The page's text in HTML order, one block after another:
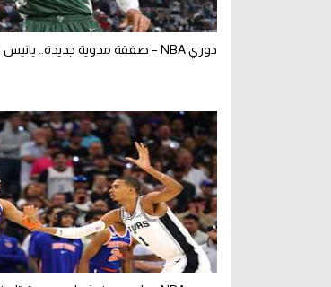
دوري NBA – صفقة مدوية جديدة.. يانيس إلى ميامي هيت